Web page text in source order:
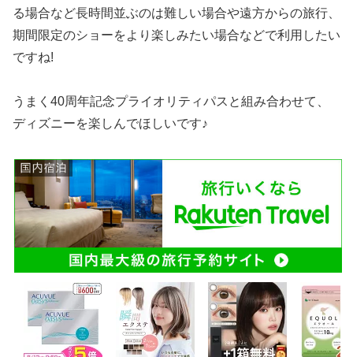
る場合など長時間並ぶのは難しい場合や遠方からの旅行、
期間限定のショーをより楽しみたい場合などで利用したい
ですね!
うまく40周年記念プライオリティパスと組み合わせて、
ディズニーを楽しんでほしいです♪